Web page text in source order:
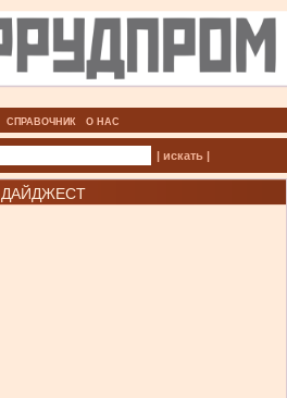
СПРАВОЧНИК О НАС
| искать |
ДАЙДЖЕСТ